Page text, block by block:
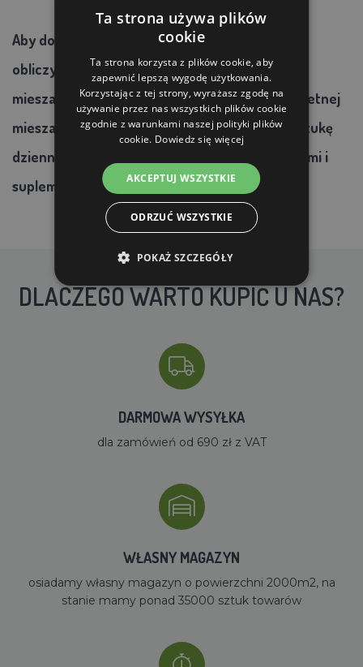
Aby dobrać odpowiedni pokarm dla kur należy
obliczyć dla powszechnie hodowanych kur
mieszańcowych (średniej wagi) spożycie kompletnej
mieszanki paszowej na poziomie ok. 120g na sztukę
dziennie. W przypadku łączenia z innymi paszami i
suplementami rozsądnie mniej.
DLACZEGO WARTO KUPIĆ U NAS?
DARMOWA WYSYŁKA
dla zamówień od 690 zł z VAT
WŁASNY MAGAZYN
osiadamy własny magazyn o powierzchni 2000m2, na
stanie mamy ponad 35000 sztuk towarów
Ta strona używa plików
cookie
Ta strona korzysta z plików cookie, aby
zapewnić lepszą wygodę użytkowania.
Korzystając z tej strony, wyrażasz zgodę na
używanie przez nas wszystkich plików cookie
zgodnie z warunkami naszej polityki plików
cookie. Dowiedz się więcej
AKCEPTUJ WSZYSTKIE
ODRZUĆ WSZYSTKIE
POKAŻ SZCZEGÓŁY